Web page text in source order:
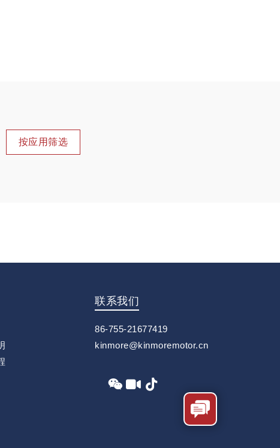
按应用筛选
联系我们
86-755-21677419
kinmore@kinmoremotor.cn